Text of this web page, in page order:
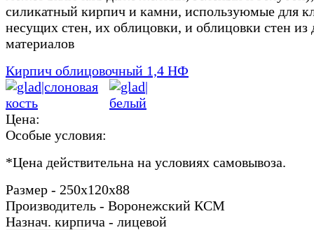
силикатный кирпич и камни, используюмые для
несущих стен, их облицовки, и облицовки стен из
материалов
Кирпич облицовочный 1,4 НФ
Цена:
Особые условия:
*Цена действительна на условиях самовывоза.
Размер - 250х120х88
Производитель - Воронежский КСМ
Назнач. кирпича - лицевой